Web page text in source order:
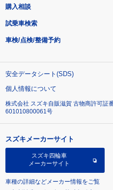
購入相談
試乗車検索
車検/点検/整備予約
安全データシート(SDS)
個人情報について
株式会社 スズキ自販滋賀 古物商許可証
601010800061号
スズキメーカーサイト
スズキ四輪車
メーカーサイト
車種の詳細などメーカー情報をご覧